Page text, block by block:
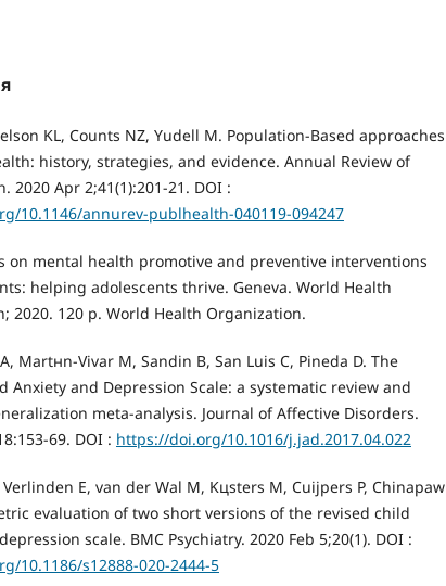
KL, Counts NZ, Yudell M. Population-Based approaches
history, strategies, and evidence. Annual Review of
2020 Apr 2;41(1):201-21. DOI :
10.1146/annurev-publhealth-040119-094247
on mental health promotive and preventive interventions
helping adolescents thrive. Geneva. World Health
2020. 120 p. World Health Organization.
Martнn-Vivar M, Sandin B, San Luis C, Pineda D. The
Anxiety and Depression Scale: a systematic review and
meta-analysis. Journal of Affective Disorders.
69. DOI : https://doi.org/10.1016/j.jad.2017.04.022
E, van der Wal M, Kцsters M, Cuijpers P, Chinapaw
evaluation of two short versions of the revised child
scale. BMC Psychiatry. 2020 Feb 5;20(1). DOI :
10.1186/s12888-020-2444-5